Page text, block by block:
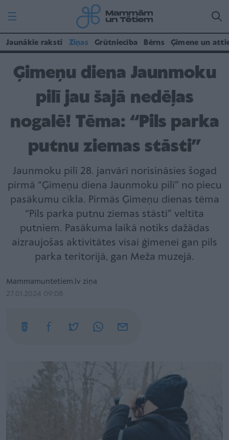
Jaunākie raksti Ziņas Grūtniecība Bērns Ģimene un
Ģimeņu diena Jaunmoku
pilī jau šajā nedēļas
nogalē! Tēma: “Pils parka
putnu ziemas stāsti”
Jaunmoku pilī 28. janvārī norisināsies šogad
pirmā “Ģimeņu diena Jaunmoku pilī” no piecu
pasākumu cikla. Pirmās Ģimeņu dienas tēma
“Pils parka putnu ziemas stāsti” veltīta
putniem. Pasākuma laikā notiks dažādas
aizraujošas aktivitātes visai ģimenei gan pils
parka teritorijā, gan Meža muzejā.
Mammamuntetiem.lv ziņa
27.01.2024 09:08